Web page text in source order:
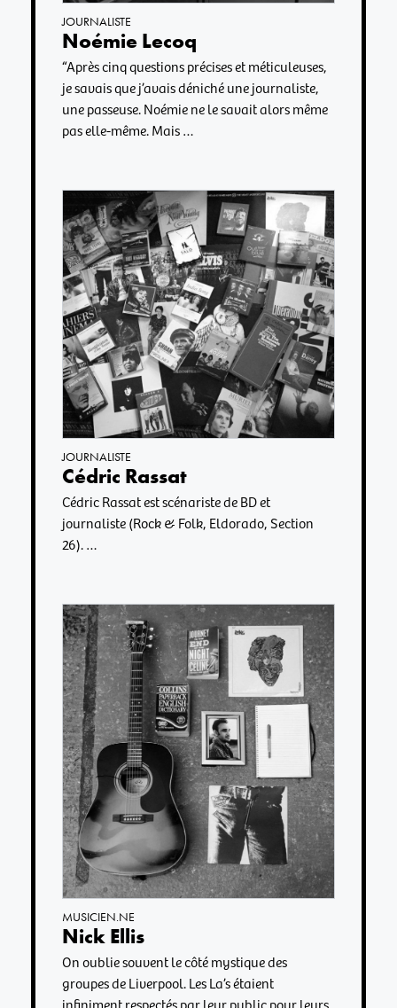
JOURNALISTE
Noémie Lecoq
“Après cinq questions précises et méticuleuses,
je savais que j’avais déniché une journaliste,
une passeuse. Noémie ne le savait alors même
pas elle-même. Mais …
JOURNALISTE
Cédric Rassat
Cédric Rassat est scénariste de BD et
journaliste (Rock & Folk, Eldorado, Section
26). …
MUSICIEN.NE
Nick Ellis
On oublie souvent le côté mystique des
groupes de Liverpool. Les La’s étaient
infiniment respectés par leur public pour leurs